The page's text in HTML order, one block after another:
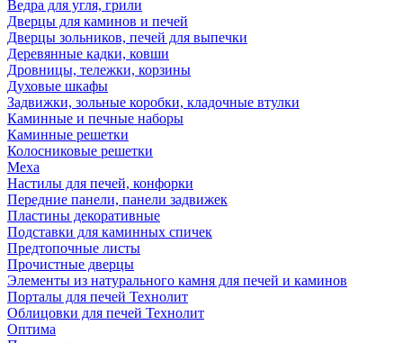
Ведра для угля, грили
Дверцы для каминов и печей
Дверцы зольников, печей для выпечки
Деревянные кадки, ковши
Дровницы, тележки, корзины
Духовые шкафы
Задвижки, зольные коробки, кладочные втулки
Каминные и печные наборы
Каминные решетки
Колосниковые решетки
Меха
Настилы для печей, конфорки
Передние панели, панели задвижек
Пластины декоративные
Подставки для каминных спичек
Предтопочные листы
Прочистные дверцы
Элементы из натурального камня для печей и каминов
Порталы для печей Технолит
Облицовки для печей Технолит
Оптима